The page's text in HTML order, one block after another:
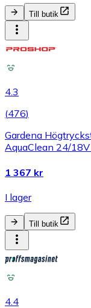
Till butik
4.3
(476)
Gardena
AquaClean 24/
1 367 kr
I lager
Till butik
4.4